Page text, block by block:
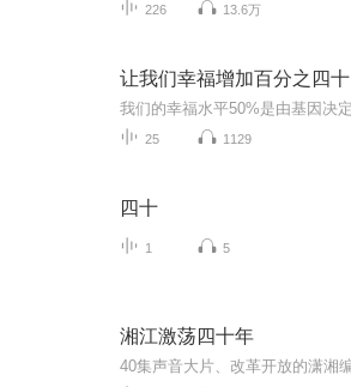
226 13.6万
让我们幸福增加百分之四十
25 1129
四十
1 5
湘江激荡四十年